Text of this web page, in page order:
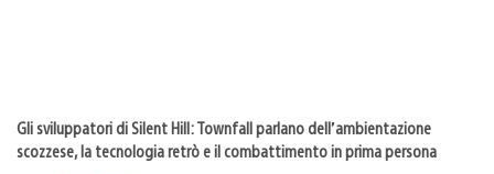
Gli sviluppatori di Silent Hill: Townfall parlano dell’ambientazione
scozzese, la tecnologia retrò e il combattimento in prima persona